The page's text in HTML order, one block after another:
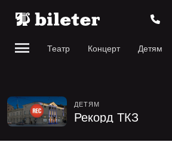
Театр Концерт Детям
ДЕТЯМ
Рекорд ТКЗ